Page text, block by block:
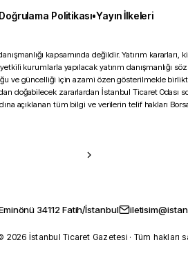
Doğrulama Politikası•Yayın İlkeleri
kapsamında değildir. Yatırım kararları,
kurumlarla yapılacak yatırım danışmanlığı
ve güncelliği için azami özen gösterilmekle
doğabilecek zararlardan İstanbul Ticaret Odası
açıklanan tüm bilgi ve verilerin telif hakları
34112 Fatih/İstanbul
2026 İstanbul Ticaret Gazetesi · Tüm hakları